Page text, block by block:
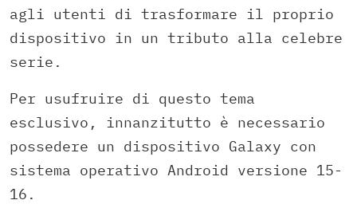
agli utenti di trasformare il proprio
dispositivo in un tributo alla celebre
serie.
Per usufruire di questo tema
esclusivo, innanzitutto è necessario
possedere un dispositivo Galaxy con
sistema operativo Android versione 15-
16.